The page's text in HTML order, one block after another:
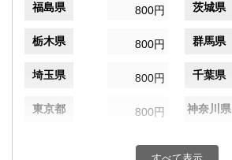
福島県 800円 茨城県
栃木県 800円 群馬県
埼玉県 800円 千葉県
東京都 800円 神奈川県
800円 富山県